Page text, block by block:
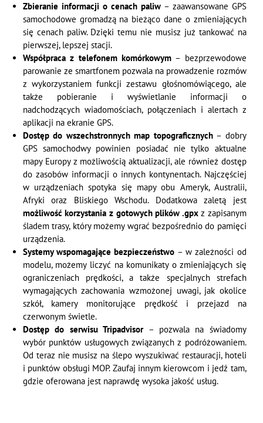
Zbieranie informacji o cenach paliw– zaawansowane GPS
samochodowe gromadzą na bieżąco dane o zmieniających
się cenach paliw. Dzięki temu nie musisz już tankować na
pierwszej, lepszej stacji.
Współpraca z telefonem komórkowym – bezprzewodowe
parowanie ze smartfonem pozwala na prowadzenie rozmów
z wykorzystaniem funkcji zestawu głośnomówiącego, ale
także pobieranie i wyświetlanie informacji o
nadchodzących wiadomościach, połączeniach i alertach z
aplikacji na ekranie GPS.
Dostęp do wszechstronnych map topograficznych– dobry
GPS samochodwy powinien posiadać nie tylko aktualne
mapy Europy z możliwością aktualizacji, ale również dostęp
do zasobów informacji o innych kontynentach. Najczęściej
w urządzeniach spotyka się mapy obu Ameryk, Australii,
Afryki oraz Bliskiego Wschodu. Dodatkowa zaletą jest
możliwość korzystania z gotowych plików .gpxz zapisanym
śladem trasy, który możemy wgrać bezpośrednio do pamięci
urządzenia.
Systemy wspomagające bezpieczeństwo – w zależności od
modelu, możemy liczyć na komunikaty o zmieniających się
ograniczeniach prędkości, a także specjalnych strefach
wymagających zachowania wzmożonej uwagi, jak okolice
szkół, kamery monitorujące prędkość i przejazd na
czerwonym świetle.
Dostęp do serwisu Tripadvisor– pozwala na świadomy
wybór punktów usługowych związanych z podróżowaniem.
Od teraz nie musisz na ślepo wyszukiwać restauracji, hoteli
i punktów obsługi MOP. Zaufaj innym kierowcom i jedź tam,
gdzie oferowana jest naprawdę wysoka jakość usług.